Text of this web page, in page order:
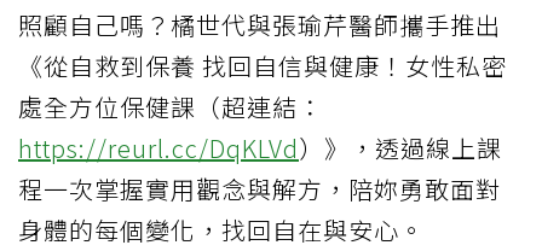
照顧自己嗎？橘世代與張瑜芹醫師攜手推出
《從自救到保養 找回自信與健康！女性私密
處全方位保健課（超連結：
https://reurl.cc/DqKLVd）》，透過線上課
程一次掌握實用觀念與解方，陪妳勇敢面對
身體的每個變化，找回自在與安心。